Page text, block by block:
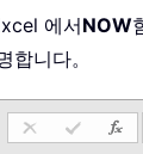
에서NOW
합니다。